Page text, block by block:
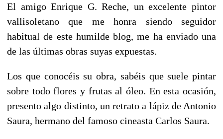
El amigo Enrique G. Reche, un excelente pintor
vallisoletano que me honra siendo seguidor
habitual de este humilde blog, me ha enviado una
de las últimas obras suyas expuestas.
Los que conocéis su obra, sabéis que suele pintar
sobre todo flores y frutas al óleo. En esta ocasión,
presento algo distinto, un retrato a lápiz de Antonio
Saura, hermano del famoso cineasta Carlos Saura.